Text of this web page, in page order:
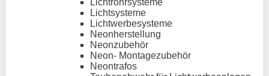
Lichtrohrsysteme
Lichtsysteme
Lichtwerbesysteme
Neonherstellung
Neonzubehör
Neon- Montagezubehör
Neontrafos